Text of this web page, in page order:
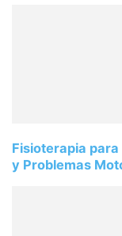
Fisioterapia
y Problemas